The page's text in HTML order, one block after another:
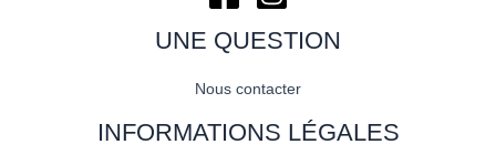
UNE QUESTION
Nous contacter
INFORMATIONS LÉGALES